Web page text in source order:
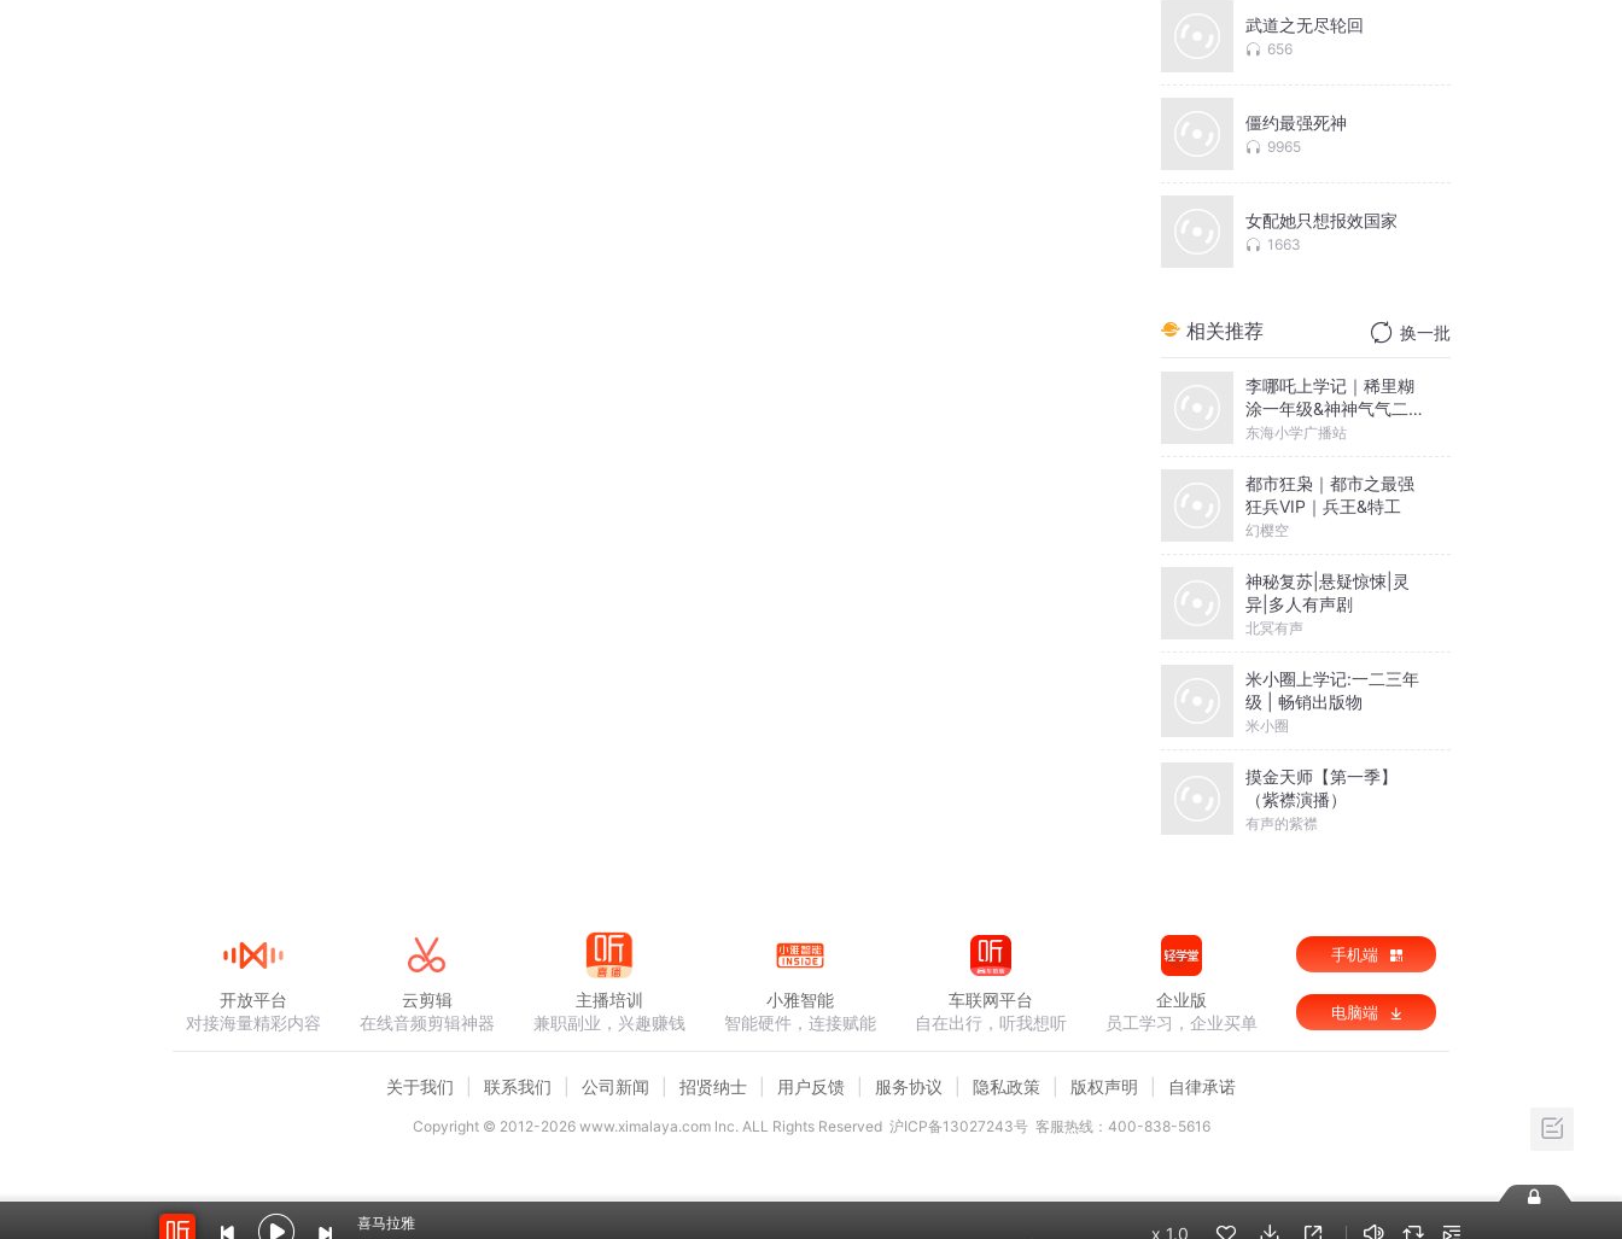
武道之无尽轮回
656
僵约最强死神
9965
女配她只想报效国家
1663
相关推荐 换一批
李哪吒上学记｜稀里糊
涂一年级&神神气气二年
级
东海小学广播站
都市狂枭｜都市之最强
狂兵VIP｜兵王&特工
幻樱空
神秘复苏|悬疑惊悚|灵
异|多人有声剧
北冥有声
米小圈上学记:一二三年
级 | 畅销出版物
米小圈
摸金天师【第一季】
（紫襟演播）
有声的紫襟
喜马拉雅
x 1.0
开放平台
对接海量精彩内容
云剪辑
在线音频剪辑神器
主播培训
兼职副业，兴趣赚钱
小雅智能
智能硬件，连接赋能
车联网平台
自在出行，听我想听
企业版
员工学习，企业买单
手机端
电脑端
关于我们 联系我们 公司新闻 招贤纳士 用户反馈 服务协议 隐私政策 版权声明 自律承诺
Copyright © 2012-2026www.ximalaya.com lnc. ALL Rights Reserved 沪ICP备13027243号 客服热线：400-838-5616